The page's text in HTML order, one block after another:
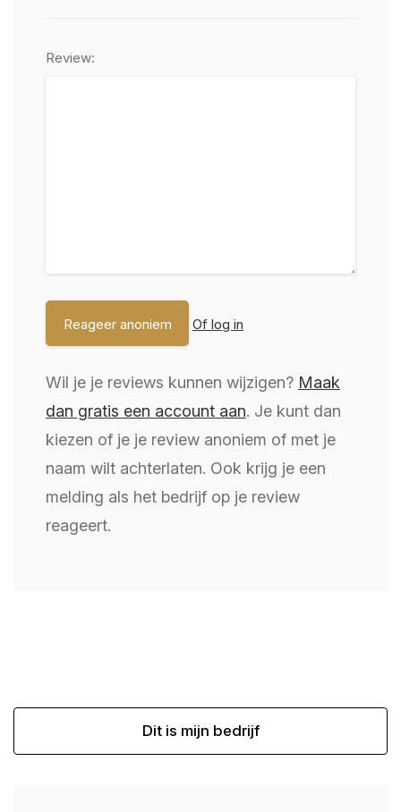
Review:
Of log in
Wil je je reviews kunnen wijzigen? Maak
dan gratis een account aan. Je kunt dan
kiezen of je je review anoniem of met je
naam wilt achterlaten. Ook krijg je een
melding als het bedrijf op je review
reageert.
Dit is mijn bedrijf